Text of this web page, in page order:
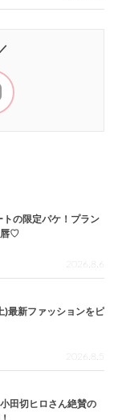
の限定パケ！プラン
唇♡
2026.8.6
)最新ファッションをピ
2026.8.5
田切ヒロさん絶賛の